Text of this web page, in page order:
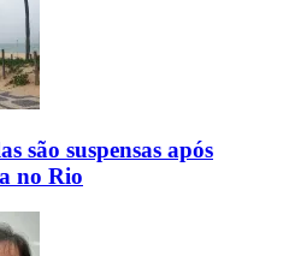
são suspensas após
no Rio